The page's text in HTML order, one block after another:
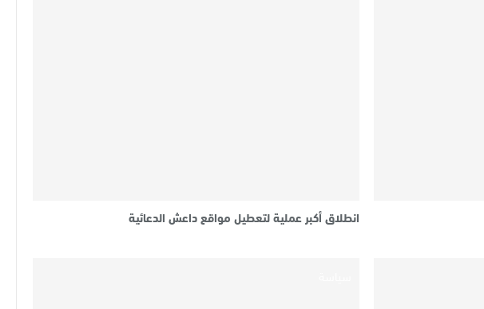
انطلاق أكبر عملية لتعطيل مواقع داعش الدعائية